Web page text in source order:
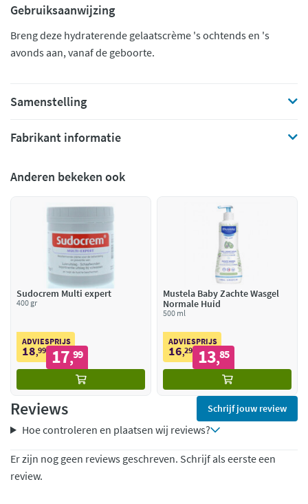
Gebruiksaanwijzing
Breng deze hydraterende gelaatscrème 's ochtends en 's
avonds aan, vanaf de geboorte.
Samenstelling
Fabrikant informatie
Anderen bekeken ook
Sudocrem Multi expert
400 gr
ADVIESPRIJS
18,99 17,99
Mustela Baby Zachte Wasgel
Normale Huid
500 ml
ADVIESPRIJS
16,29 13,85
Reviews Schrijf jouw review
Hoe controleren en plaatsen wij reviews?
Er zijn nog geen reviews geschreven. Schrijf als eerste een
review.